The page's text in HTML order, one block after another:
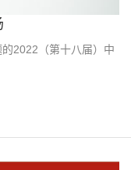
2022（第十八届）中